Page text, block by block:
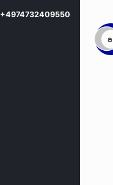
+4974732409550